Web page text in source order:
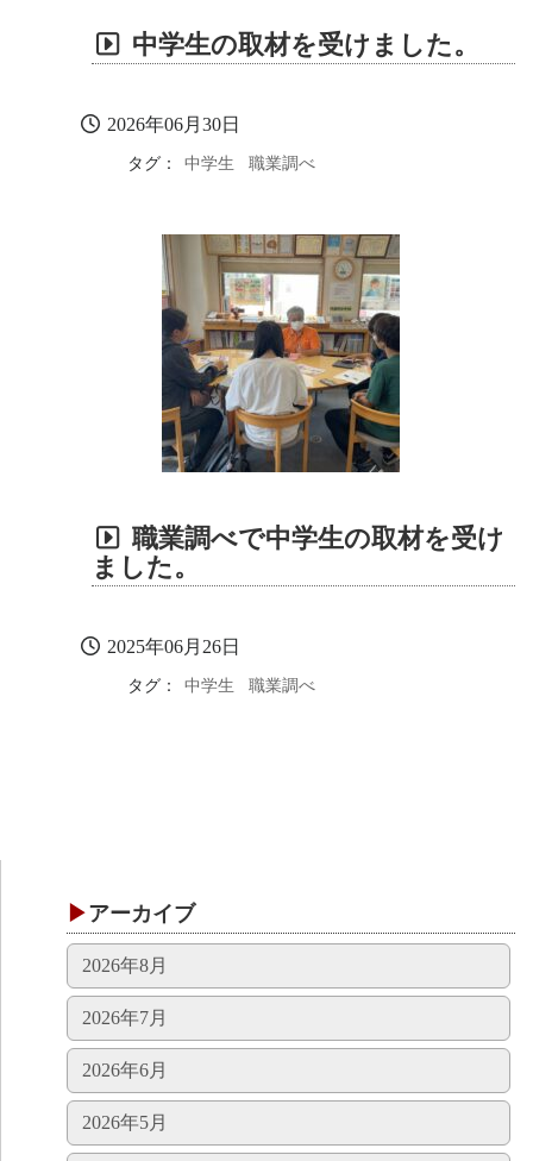
中学生の取材を受けました。
2026年06月30日
タグ： 中学生 職業調べ
職業調べで中学生の取材を受け
ました。
2025年06月26日
タグ： 中学生 職業調べ
アーカイブ
2026年8月
2026年7月
2026年6月
2026年5月